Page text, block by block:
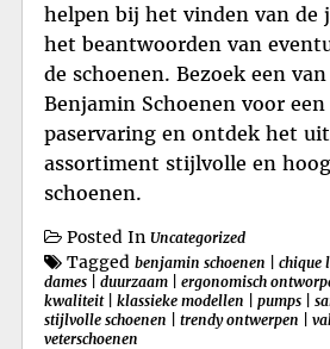
helpen bij het vinden van de
het beantwoorden van
de schoenen. Bezoek een
Benjamin Schoenen voor
paservaring en ontdek het
assortiment stijlvolle en
schoenen.
Posted In Uncategorized
Tagged benjamin schoenen chique
dames
duurzaam ergonomisch
kwaliteit| klassieke modellen pumps
stijlvolle schoenen
trendy ontwerpen
veterschoenen